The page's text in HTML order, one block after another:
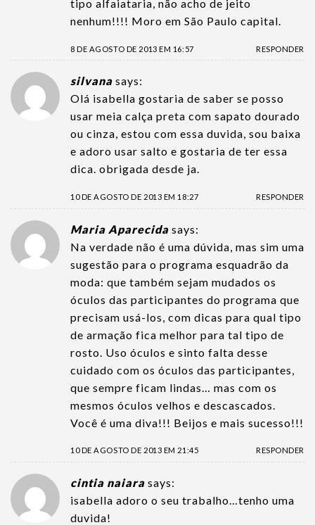
tipo alfaiataria, não acho de jeito
nenhum!!!! Moro em São Paulo capital.
8 DE AGOSTO DE 2013 EM 16:57 RESPONDER
silvana says:
Olá isabella gostaria de saber se posso
usar meia calça preta com sapato dourado
ou cinza, estou com essa duvida, sou baixa
e adoro usar salto e gostaria de ter essa
dica. obrigada desde ja.
10 DE AGOSTO DE 2013 EM 18:27 RESPONDER
Maria Aparecida says:
Na verdade não é uma dúvida, mas sim uma
sugestão para o programa esquadrão da
moda: que também sejam mudados os
óculos das participantes do programa que
precisam usá-los, com dicas para qual tipo
de armação fica melhor para tal tipo de
rosto. Uso óculos e sinto falta desse
cuidado com os óculos das participantes,
que sempre ficam lindas… mas com os
mesmos óculos velhos e descascados.
Você é uma diva!!! Beijos e mais sucesso!!!
10 DE AGOSTO DE 2013 EM 21:45 RESPONDER
cintia naiara says:
isabella adoro o seu trabalho…tenho uma
duvida!